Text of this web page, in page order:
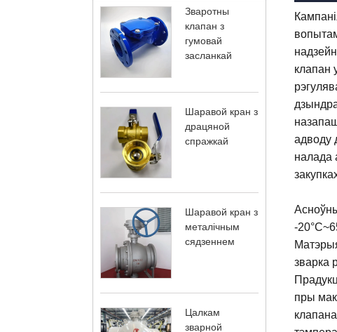
Зваротны
клапан з
гумовай
засланкай
Шаравой кран з
драцяной
спражкай
Шаравой кран з
металічным
сядзеннем
Цалкам
зварной
клапан
адводу
налада
-
зварка
пры